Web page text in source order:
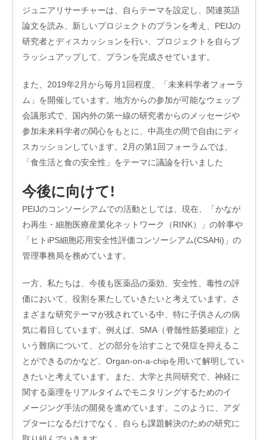
ジュニアリサーチャーは、自らテーマを設定し、関連英語
論文を読み、新しいプロジェクトのプランを考え、PEIJの
研究者とディスカッションを行い、プロジェクトを自らブ
ラッシュアップして、プランを完成させています。
また、2019年2月から毎月1回程度、「未来科学者フォーラ
ム」を開催しています。地方からの参加が可能なウェッブ
会議形式で、国内外の第一線の研究者からのメッセージや
参加未来科学者の関心をもとに、中高生の間で自由にディ
スカッションしています。2月の第1回フォーラムでは、
「食生活と食の安全性」をテーマに議論を行いました
今後に向けて!
PEIJのコンソーシアムでの活動としては、現在、「かなが
わ再生・細胞医療産業化ネットワーク（RINK）」の幹事や
「ヒトiPS細胞応用安全性評価コンソーシアム(CSAHi)」の
管理事務局を務めています。
一方、私たちは、今後も医薬品の薬効、安全性、毒性の評
価において、役割を果たしていきたいと考えています。さ
まざまな研究テーマが残されている中、特に子供さんの病
気に着目しています。例えば、SMA（脊髄性筋萎縮症）と
いう難病について、どの部分を治すことで発症を抑えるこ
とができるのかなど、Organ-on-a-chipを用いて解明してい
きたいと考えています。また、大学と共同研究で、神経に
関する薬理をリアルタイムでモニタリングするためのイ
メージング手法の開発を進めています。このように、アダ
プターになるだけでなく、自らも課題解決のための研究に